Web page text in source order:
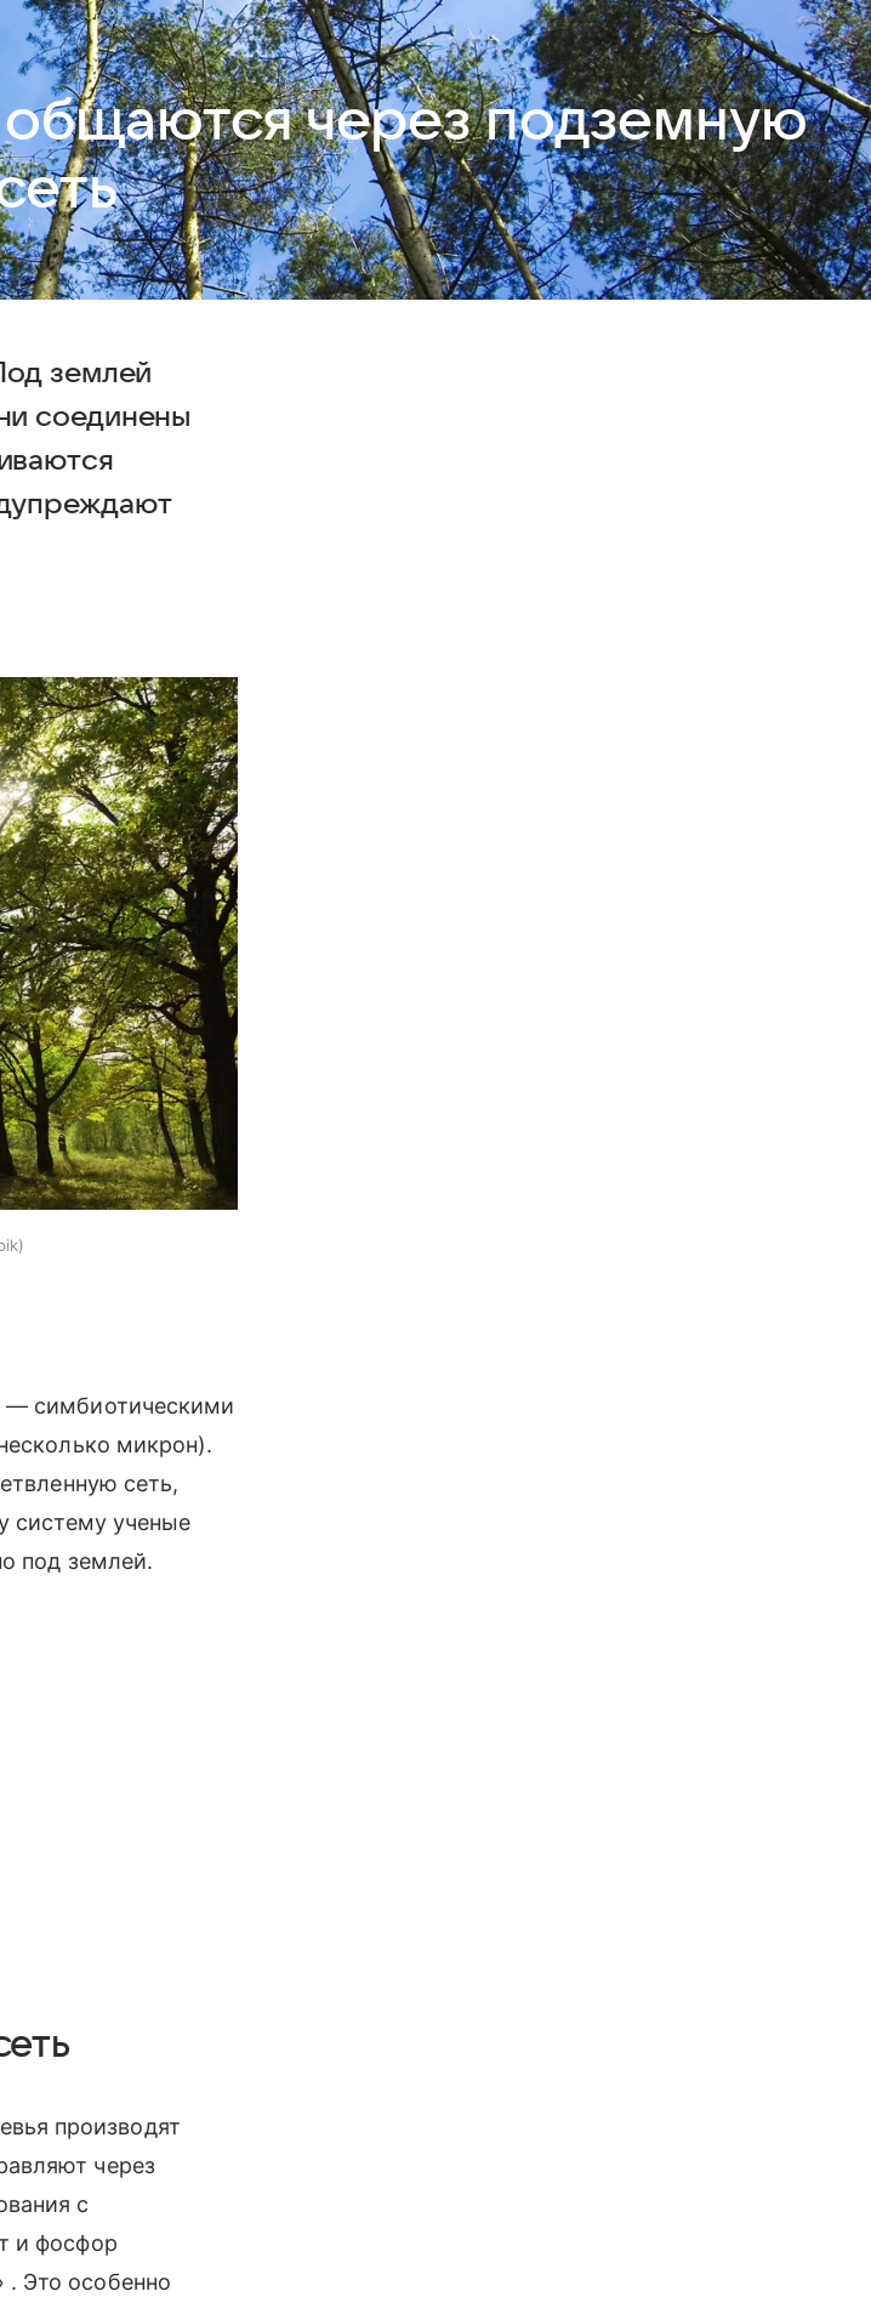
общаются через подземную
землей
соединены
— симбиотическими
микрон).
сеть,
систему ученые
под землей.
производят
через
с
и фосфор
. Это особенно